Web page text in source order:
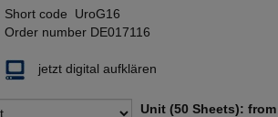
Short code UroG16
Order number DE017116
jetzt digital aufklären
Unit (50 Sheets): from